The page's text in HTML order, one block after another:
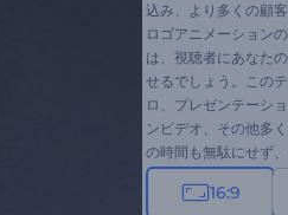
込み、より多くの顧
ロゴアニメーション
は、視聴者にあなた
せるでしょう。この
ロ、プレゼンテーシ
ンビデオ、その他多
の時間も無駄にせず
みてください。
16:9